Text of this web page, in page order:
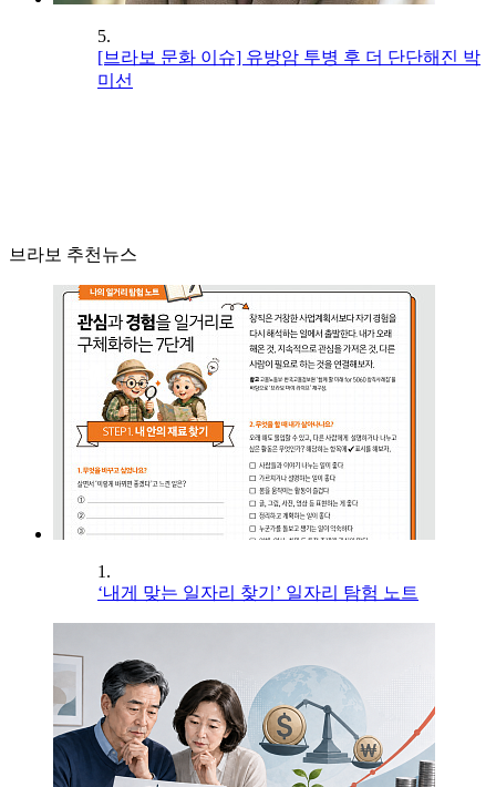
5.
[브라보 문화 이슈] 유방암 투병 후 더 단단해진 박
미선
브라보 추천뉴스
1.
‘내게 맞는 일자리 찾기’ 일자리 탐험 노트